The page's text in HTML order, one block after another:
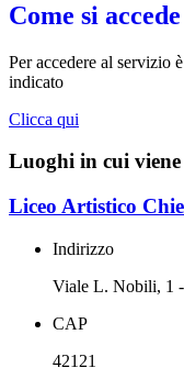
Come si
Per accedere al servizio
indicato
Clicca qui
Luoghi in cui
Liceo Artistico
Indirizzo
Viale L. Nobili, 1
CAP
42121